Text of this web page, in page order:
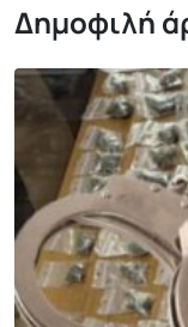
Δημοφιλή